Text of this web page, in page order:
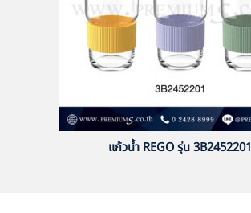
แก้วน้ำ REGO รุ่น 3B2452201